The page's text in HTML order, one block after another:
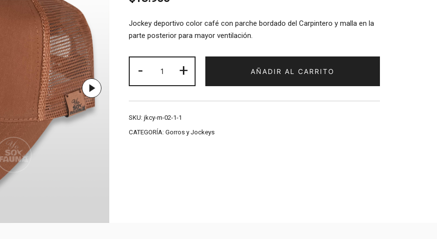
Jockey deportivo color café con parche bordado del Carpintero y malla en la
parte posterior para mayor ventilación.
-
Malla
Carpintero
cantidad
+ AÑADIR AL CARRITO
SKU: jkcy-m-02-1-1
CATEGORÍA: Gorros y Jockeys